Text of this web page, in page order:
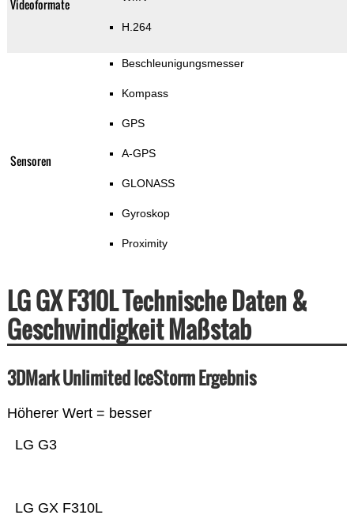
Videoformate
H.264
Sensoren
Beschleunigungsmesser
Kompass
GPS
A-GPS
GLONASS
Gyroskop
Proximity
LG GX F310L Technische Daten &
Geschwindigkeit Maßstab
3DMark Unlimited IceStorm Ergebnis
Höherer Wert = besser
LG GX F310L
LG G3